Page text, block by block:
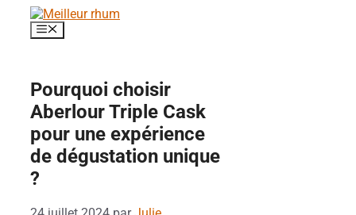
contenu
Menu
Pourquoi choisir
Aberlour Triple Cask
pour une expérience
de dégustation unique
?